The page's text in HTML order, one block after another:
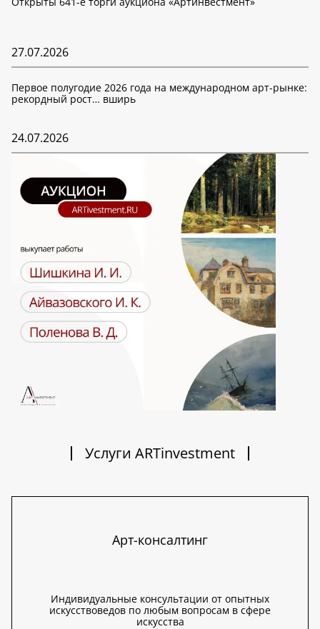
27.07.2026
Первое полугодие 2026 года на международном арт-рынке:
рекордный рост… вширь
24.07.2026
Услуги ARTinvestment
Арт-консалтинг
Индивидуальные консультации от опытных
искусствоведов по любым вопросам в сфере
искусства